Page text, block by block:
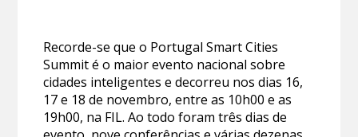
Recorde-se que o Portugal Smart Cities
Summit é o maior evento nacional sobre
cidades inteligentes e decorreu nos dias 16,
17 e 18 de novembro, entre as 10h00 e as
19h00, na FIL. Ao todo foram três dias de